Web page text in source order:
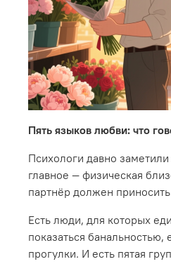
Пять языков любви: что
Психологи давно
главное — физическая
партнёр должен
Есть люди, для которых
показаться
прогулки. И есть пятая